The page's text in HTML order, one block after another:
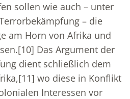
sollen wie auch – unter
– die
am Horn von Afrika und
[10] Das Argument der
dient schließlich dem
[11] wo diese in Konflikt
Interessen vor